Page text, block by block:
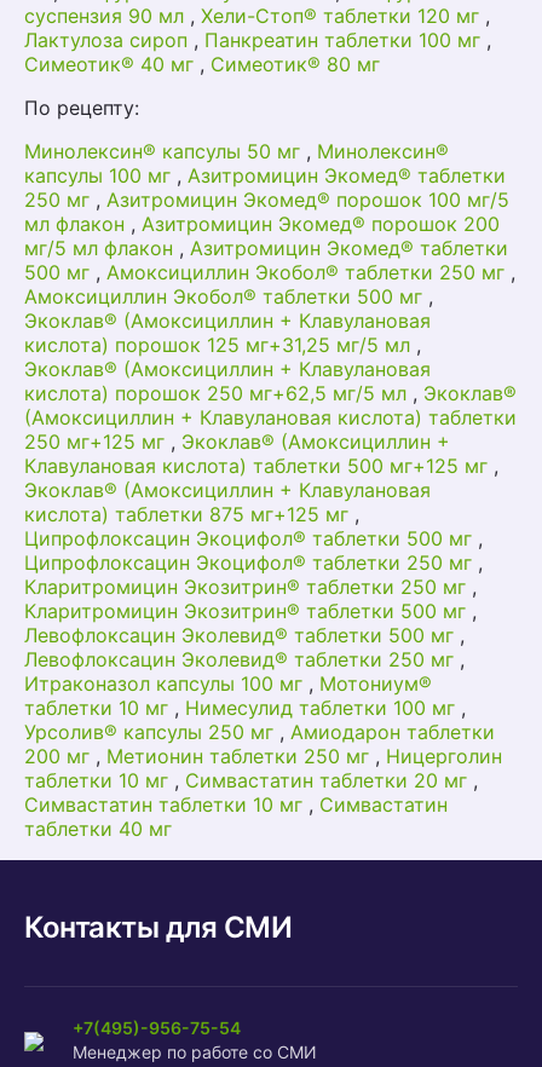
суспензия 90 мл , Хели-Стоп® таблетки 120 мг ,
Лактулоза сироп , Панкреатин таблетки 100 мг ,
Симеотик® 40 мг , Симеотик® 80 мг
По рецепту:
Минолексин® капсулы 50 мг , Минолексин®
капсулы 100 мг , Азитромицин Экомед® таблетки
250 мг , Азитромицин Экомед® порошок 100 мг/5
мл флакон , Азитромицин Экомед® порошок 200
мг/5 мл флакон , Азитромицин Экомед® таблетки
500 мг , Амоксициллин Экобол® таблетки 250 мг ,
Амоксициллин Экобол® таблетки 500 мг ,
Экоклав® (Амоксициллин + Клавулановая
кислота) порошок 125 мг+31,25 мг/5 мл ,
Экоклав® (Амоксициллин + Клавулановая
кислота) порошок 250 мг+62,5 мг/5 мл , Экоклав®
(Амоксициллин + Клавулановая кислота) таблетки
250 мг+125 мг , Экоклав® (Амоксициллин +
Клавулановая кислота) таблетки 500 мг+125 мг ,
Экоклав® (Амоксициллин + Клавулановая
кислота) таблетки 875 мг+125 мг ,
Ципрофлоксацин Экоцифол® таблетки 500 мг ,
Ципрофлоксацин Экоцифол® таблетки 250 мг ,
Кларитромицин Экозитрин® таблетки 250 мг ,
Кларитромицин Экозитрин® таблетки 500 мг ,
Левофлоксацин Эколевид® таблетки 500 мг ,
Левофлоксацин Эколевид® таблетки 250 мг ,
Итраконазол капсулы 100 мг , Мотониум®
таблетки 10 мг , Нимесулид таблетки 100 мг ,
Урсолив® капсулы 250 мг , Амиодарон таблетки
200 мг , Метионин таблетки 250 мг , Ницерголин
таблетки 10 мг , Симвастатин таблетки 20 мг ,
Симвастатин таблетки 10 мг , Симвастатин
таблетки 40 мг
Контакты для СМИ
+7(495)-956-75-54
Менеджер по работе со СМИ